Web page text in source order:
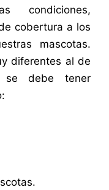
condiciones,
cobertura a los
mascotas.
diferentes al de
debe tener